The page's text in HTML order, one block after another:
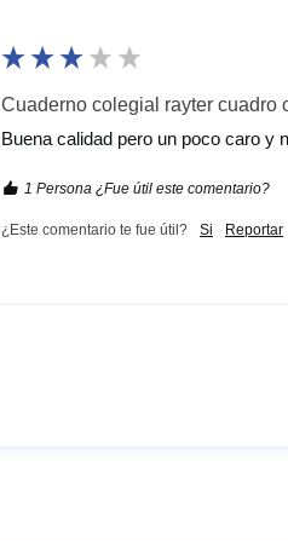
Cuaderno colegial rayter cuadro
Buena calidad pero un poco caro y
1 Persona ¿Fue útil este comentario?
¿Este comentario te fue útil? Si Reportar